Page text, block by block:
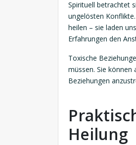
Spirituell betrachtet
ungelösten
heilen – sie laden
Erfahrungen den
Toxische
müssen. Sie können
Beziehungen
Heilung